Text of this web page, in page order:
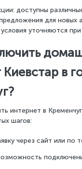
доступны
для новых
уточняются
Киевстар в
интернет в
шагов:
через сайт или по